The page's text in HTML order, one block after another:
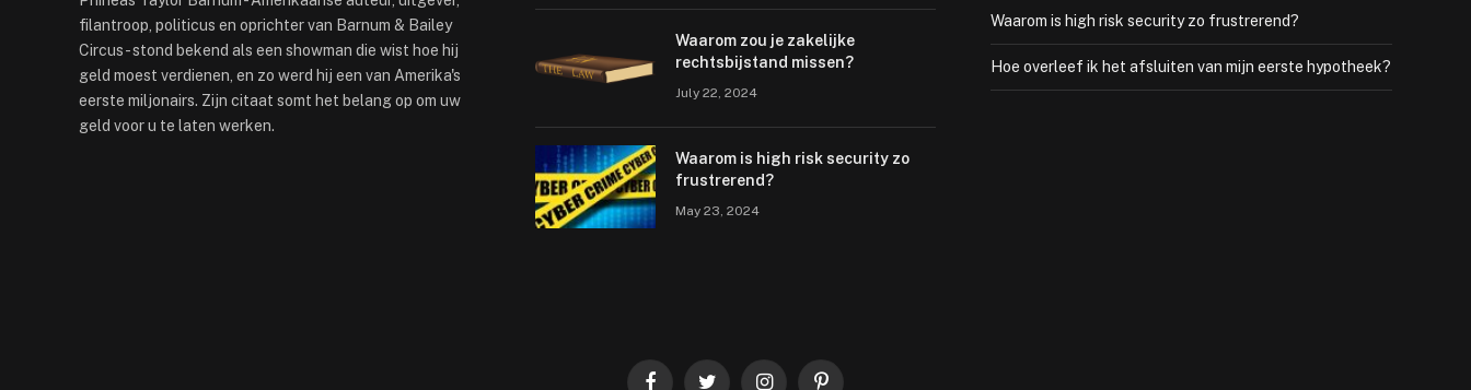
filantroop, politicus en oprichter van Barnum & Bailey
Circus - stond bekend als een showman die wist hoe hij
geld moest verdienen, en zo werd hij een van Amerika's
eerste miljonairs. Zijn citaat somt het belang op om uw
geld voor u te laten werken.
Waarom zou je zakelijke
rechtsbijstand missen?
July 22, 2024
Waarom is high risk security zo
frustrerend?
May 23, 2024
Waarom is high risk security zo frustrerend?
Hoe overleef ik het afsluiten van mijn eerste hypotheek?